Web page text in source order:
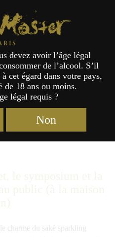
la dégustation
2019
à Paris
charme du saké sparkling
Paris
devez avoir l’âge légal
de l’alcool. S’il
cet égard dans votre pays,
de 18 ans ou moins.
légal requis ?
Non